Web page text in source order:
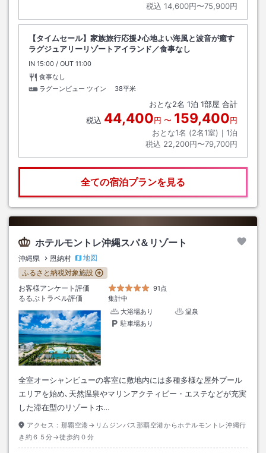
税込 14,600円〜75,900円
【タイムセール】家族旅行応援♪心地よい海風と波音が癒す
ラグジュアリーリゾートアイランド／食事なし
IN チェックイン
15:00 / OUT チェックアウト
11:00
食事なし
ラグーンビュー ツイン
38平米
おとな2名 1泊 1部屋 合計
税込 44,400円 〜 159,400円
おとな1名 (2名1室)｜ 1泊
税込 22,200円〜79,700円
全ての宿泊プランを見る
ホテルモントレ沖縄スパ＆リゾート
沖縄県 恩納村
地図
ふるさと納税対象施設
お客様アンケート評価
91点
るるぶトラベル評価
集計中
大浴場あり
温泉
駐車場あり
全室オーシャンビューの客室に敷地内には多種多様な屋外プール
エリアを始め､天然温泉やマリンアクティビー・エステなどが充実
した滞在型のリゾートホ…
アクセス： 那覇空港→リムジンバス那覇空港からホテルモントレ沖縄行
き約６５分→徒歩約０分